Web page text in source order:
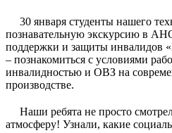
30 января студенты нашего
познавательную экскурсию в
поддержки и защиты инвалидов
– познакомиться с условиями
инвалидностью и ОВЗ на
производстве.
Наши ребята не просто
атмосферу! Узнали, какие